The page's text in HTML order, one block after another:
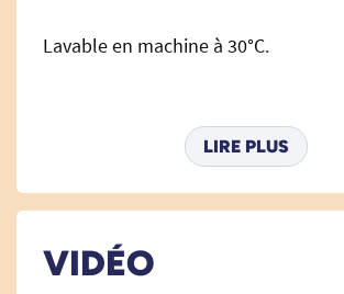
Lavable en machine à 30°C.
Dimensions :
Longueur : 180 cm.
Matières :
LIRE PLUS
VIDÉO